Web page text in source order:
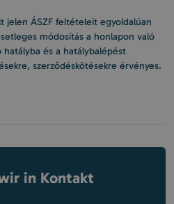
jelen ÁSZF feltételeit egyoldalúan
módosítás a honlapon való
és a hatálybalépést
szerződéskötésekre érvényes.
in Kontakt